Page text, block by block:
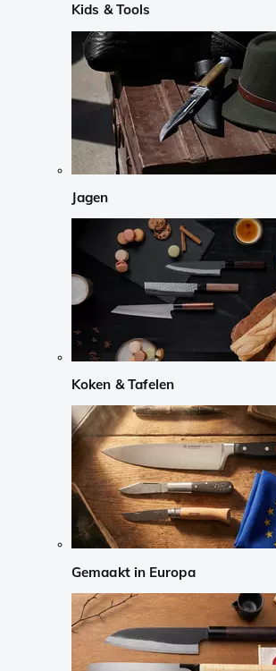
Kids & Tools
Jagen
Koken & Tafelen
Gemaakt in Europa